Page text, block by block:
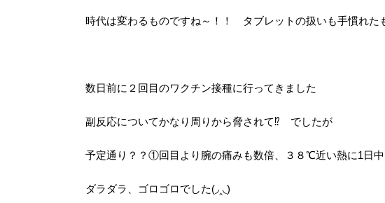
時代は変わるものですね～！！ タブレットの扱いも手慣れた
数日前に２回目のワクチン接種に行ってきました
副反応についてかなり周りから脅されて⁉ でしたが
予定通り？？①回目より腕の痛みも数倍、３８℃近い熱に1日中
ダラダラ、ゴロゴロでした(◞‸◟)